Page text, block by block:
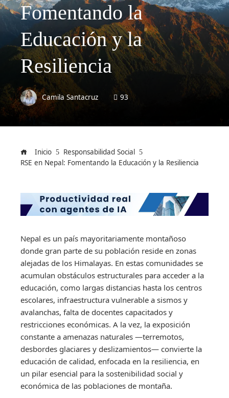
Fomentando la
Educación y la
Resiliencia
Camila Santacruz 93
Inicio
Responsabilidad Social
RSE en Nepal: Fomentando la Educación y la Resiliencia
Nepal es un país mayoritariamente montañoso
donde gran parte de su población reside en zonas
alejadas de los Himalayas. En estas comunidades se
acumulan obstáculos estructurales para acceder a la
educación, como largas distancias hasta los centros
escolares, infraestructura vulnerable a sismos y
avalanchas, falta de docentes capacitados y
restricciones económicas. A la vez, la exposición
constante a amenazas naturales —terremotos,
desbordes glaciares y deslizamientos— convierte la
educación de calidad, enfocada en la resiliencia, en
un pilar esencial para la sostenibilidad social y
económica de las poblaciones de montaña.